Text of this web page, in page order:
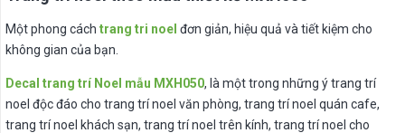
Một phong cách trang tri noel đơn giản, hiệu quả và tiết kiệm cho
không gian của bạn.
Decal trang trí Noel mẫu MXH050, là một trong những ý trang trí
noel độc đáo cho trang trí noel văn phòng, trang trí noel quán cafe,
trang trí noel khách sạn, trang trí noel trên kính, trang trí noel cho